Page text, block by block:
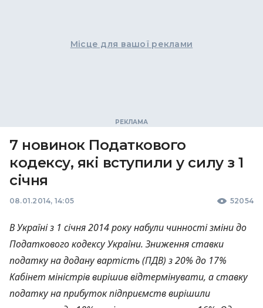
Місце для вашої реклами
7 новинок Податкового
кодексу, які вступили у силу з 1
січня
08.01.2014, 14:05 52054
В Україні з 1 січня 2014 року набули чинності зміни до
Податкового кодексу України. Зниження ставки
податку на додану вартість (ПДВ) з 20% до 17%
Кабінет міністрів вирішив відтермінувати, а ставку
податку на прибуток підприємств вирішили